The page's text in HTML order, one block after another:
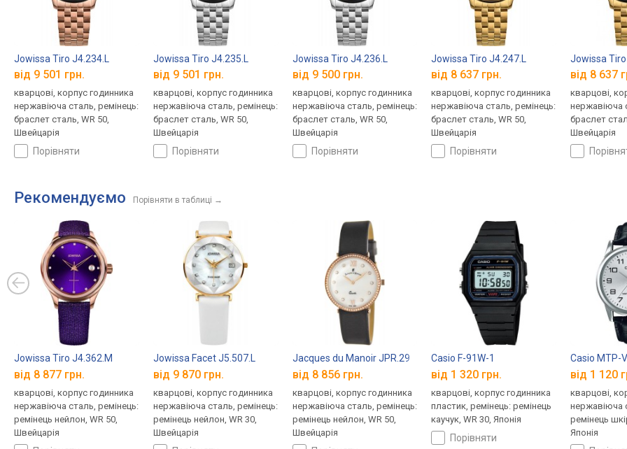
Jowissa Tiro J4.234.L
від 9 501 грн.
кварцові, корпус годинника
нержавіюча сталь, ремінець:
браслет сталь, WR 50,
Швейцарія
порівняти
Jowissa Tiro J4.235.L
від 9 501 грн.
кварцові, корпус годинника
нержавіюча сталь, ремінець:
браслет сталь, WR 50,
Швейцарія
порівняти
Jowissa Tiro J4.236.L
від 9 500 грн.
кварцові, корпус годинника
нержавіюча сталь, ремінець:
браслет сталь, WR 50,
Швейцарія
порівняти
Jowissa Tiro J4.247.L
від 8 637 грн.
кварцові, корпус годинника
нержавіюча сталь, ремінець:
браслет сталь, WR 50,
Швейцарія
порівняти
Jowissa
від 8 637
кварцові,
нержавіюча
браслет
Швейцарія
Рекомендуємо Порівняти в таблиці →
Jowissa Tiro J4.362.M
від 8 877 грн.
кварцові, корпус годинника
нержавіюча сталь, ремінець:
ремінець нейлон, WR 50,
Швейцарія
Jowissa Facet J5.507.L
від 9 870 грн.
кварцові, корпус годинника
нержавіюча сталь, ремінець:
ремінець нейлон, WR 30,
Швейцарія
Jacques du Manoir JPR.29
від 8 856 грн.
кварцові, корпус годинника
нержавіюча сталь, ремінець:
ремінець нейлон, WR 50,
Швейцарія
Casio F-91W-1
від 1 320 грн.
кварцові, корпус годинника
пластик, ремінець: ремінець
каучук, WR 30, Японія
порівняти
Casio MTP-
від 1 120
кварцові,
нержавіюча
ремінець
Японія